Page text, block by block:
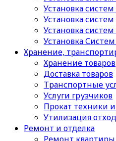
Установка
Установка
Установка
Установка
Хранение,
Хранение товаров
Доставка товаров
Транспортные
Услуги грузчиков
Прокат техники
Утилизация
Ремонт и отделка